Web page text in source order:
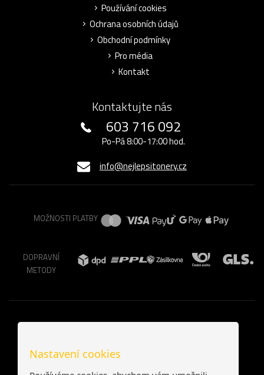
Používání cookies
Ochrana osobních údajů
Obchodní podmínky
Pro média
Kontakt
Kontaktujte nás
603 716 092
Po-Pá 8:00-17:00 hod.
info@nejlepsitonery.cz
MOŽNOSTI PLATBY
DOPRAVNÍ
METODY
Nastavení cookies